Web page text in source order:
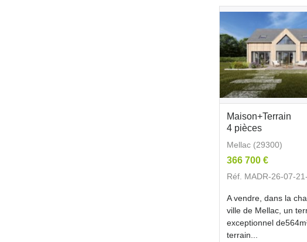
Maison+Terrain
4 pièces
Mellac (29300)
366 700 €
Réf. MADR-26-07-
A vendre, dans la
ville de Mellac, un
exceptionnel
terrain...